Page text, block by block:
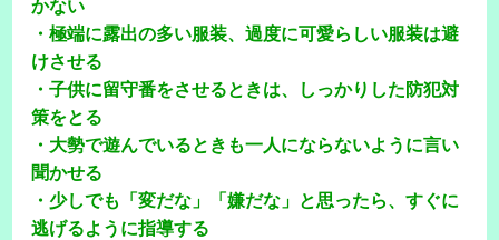
かない
・極端に露出の多い服装、過度に可愛らしい服装は避
けさせる
・子供に留守番をさせるときは、しっかりした防犯対
策をとる
・大勢で遊んでいるときも一人にならないように言い
聞かせる
・少しでも「変だな」「嫌だな」と思ったら、すぐに
逃げるように指導する